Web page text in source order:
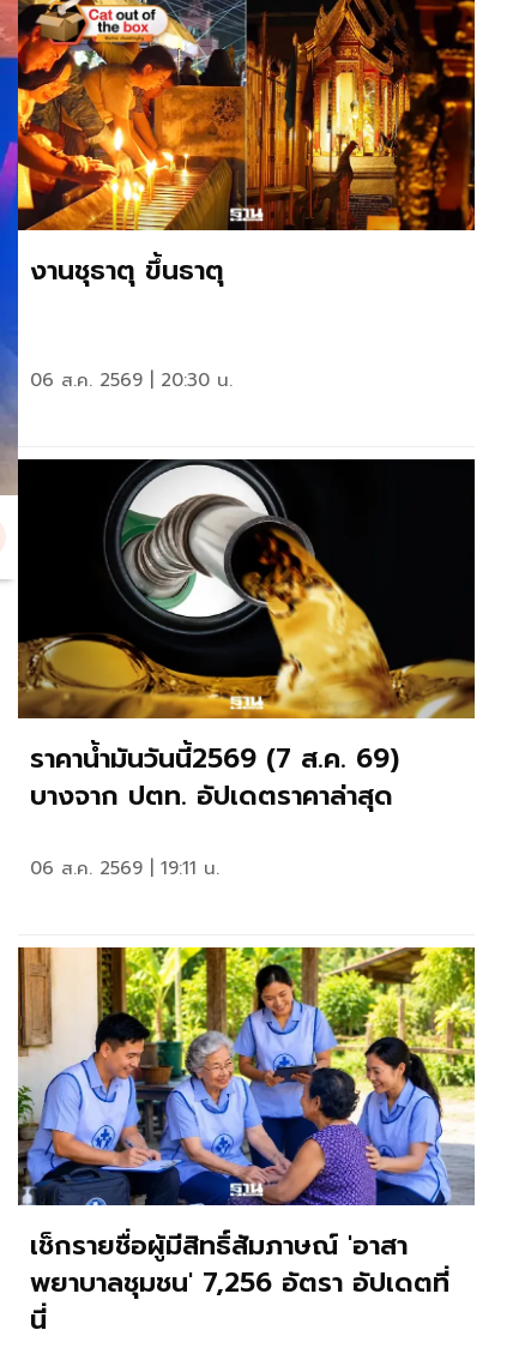
งานชุธาตุ ขึ้นธาตุ
06 ส.ค. 2569 | 20:30 น.
ราคาน้ำมันวันนี้2569 (7 ส.ค. 69)
บางจาก ปตท. อัปเดตราคาล่าสุด
06 ส.ค. 2569 | 19:11 น.
เช็กรายชื่อผู้มีสิทธิ์สัมภาษณ์ 'อาสา
พยาบาลชุมชน' 7,256 อัตรา อัปเดตที่
นี่